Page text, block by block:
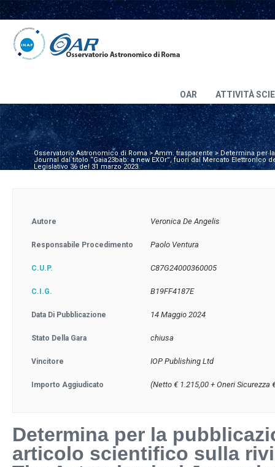
OAR ATTIVITÀ
Osservatorio Astronomico di Roma>Amm. trasparente>Determina per
Journal dal titolo “Gaia23bab: a new EXOr”, fuori dal Mercato
Legislativo 36 del 31 marzo 2023.
Autore Veronica De Angelis
Responsabile Procedimento Paolo Ventura
C.U.P. C87G24000360005
C.I.G. B19FF4187E
Data Di Pubblicazione 14 Maggio 2024
Stato Della Gara chiusa
Vincitore IOP Publishing Ltd
Importo Aggiudicato (Netto € 1.215,00 + Oneri Sicurezza
Determina per la
articolo scientifico sulla